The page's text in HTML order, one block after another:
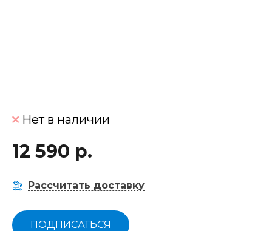
Нет в наличии
12 590 р.
Рассчитать доставку
ПОДПИСАТЬСЯ